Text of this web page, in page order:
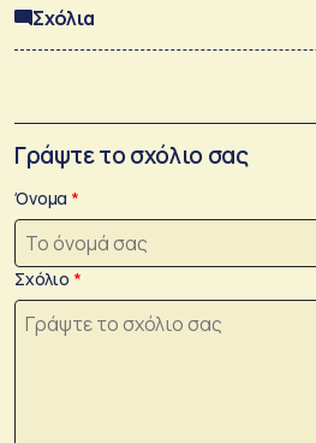
Σχόλια
Γράψτε το σχόλιο σας
Όνομα
Σχόλιο